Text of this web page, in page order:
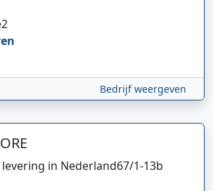
2
Bedrijf weergeven
in Nederland67/1-13b